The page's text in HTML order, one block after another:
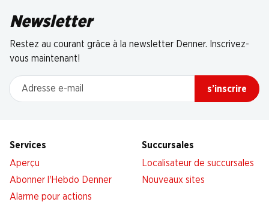
Newsletter
Restez au courant grâce à la newsletter Denner. Inscrivez-
vous maintenant!
Adresse e-mail
s’inscrire
Services
Aperçu
Abonner l'Hebdo Denner
Alarme pour actions
Succursales
Localisateur de succursales
Nouveaux sites